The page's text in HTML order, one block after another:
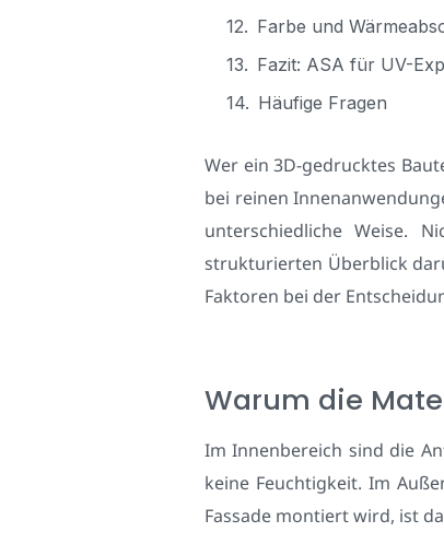
Farbe und
Fazit: ASA für UV-
Häufige Fragen
Wer ein 3D-gedrucktes
bei reinen
unterschiedliche Weise.
strukturierten Überblick
Faktoren bei der
Warum die
Im Innenbereich sind die
keine Feuchtigkeit. Im
Fassade montiert wird, ist